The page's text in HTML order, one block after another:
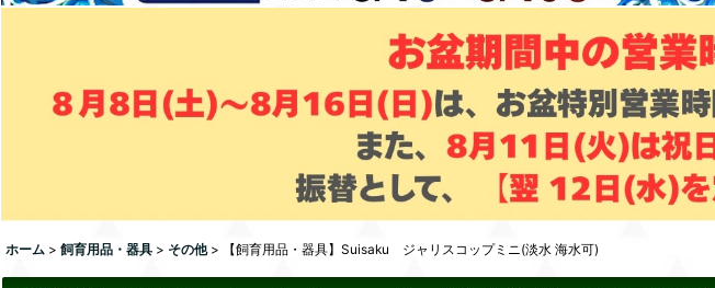
ホーム > 飼育用品・器具 > その他 > 【飼育用品・器具】Suisaku ジャリスコップミニ(淡水 海水可)